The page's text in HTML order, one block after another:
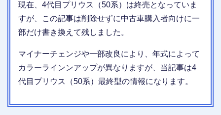
現在、4代目プリウス（50系）は終売となっていま
すが、この記事は削除せずに中古車購入者向けに一
部だけ書き換えて残しました。
マイナーチェンジや一部改良により、年式によって
カラーラインンアップが異なりますが、当記事は4
代目プリウス（50系）最終型の情報になります。